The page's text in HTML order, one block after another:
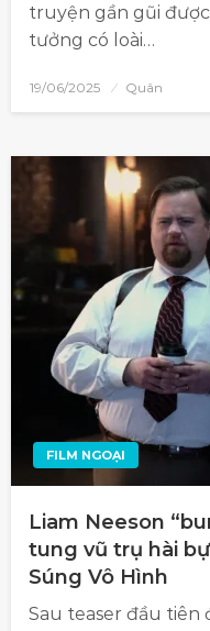
truyện gần gũi
tưởng có loài…
19/06/2025 Quân
FILM NGOẠI
Liam Neeson
tung vũ trụ hài
Súng Vô Hình
Sau teaser đầu tiên